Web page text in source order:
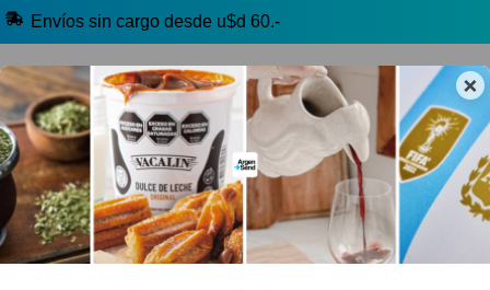
×
Envíos sin cargo desde u$d 60.-
🔥 Libros y más
🧉 Clásicos argentinos 🏷️ Todas las categorías